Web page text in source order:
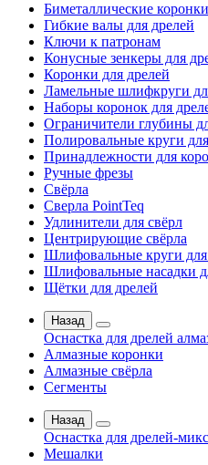
Биметаллические
Гибкие валы для дрелей
Ключи к патронам
Конусные зенкеры для
Коронки для дрелей
Ламельные шлифкруги
Наборы коронок для
Ограничители глубины
Полировальные круги
Принадлежности для
Ручные фрезы
Свёрла
Сверла PointTeq
Удлинители для свёрл
Центрирующие свёрла
Шлифовальные круги для
Шлифовальные насадки
Щётки для дрелей
Назад
Оснастка для дрелей
Алмазные коронки
Алмазные свёрла
Сегменты
Назад
Оснастка для дрелей-
Мешалки